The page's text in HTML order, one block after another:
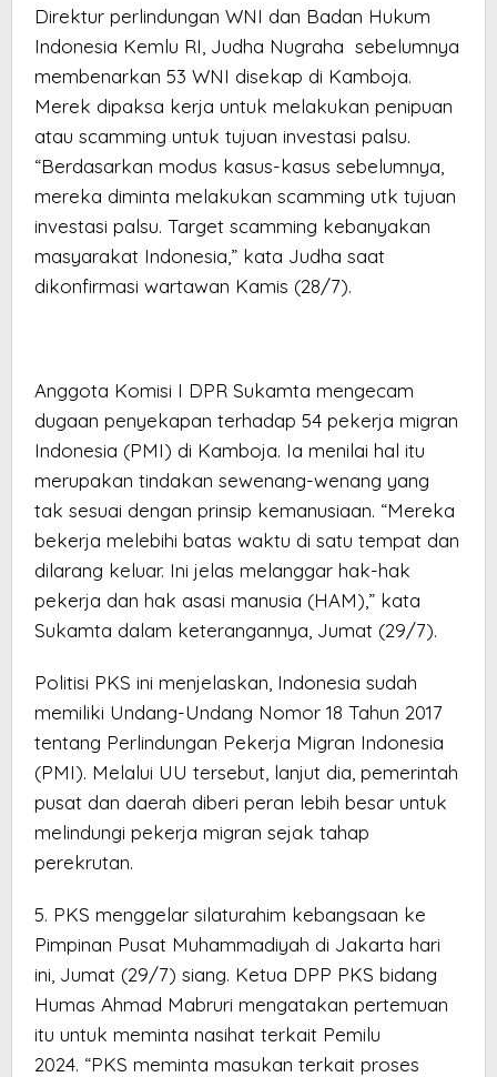
Direktur perlindungan WNI dan Badan Hukum
Indonesia Kemlu RI, Judha Nugraha sebelumnya
membenarkan 53 WNI disekap di Kamboja.
Merek dipaksa kerja untuk melakukan penipuan
atau scamming untuk tujuan investasi palsu.
“Berdasarkan modus kasus-kasus sebelumnya,
mereka diminta melakukan scamming utk tujuan
investasi palsu. Target scamming kebanyakan
masyarakat Indonesia,” kata Judha saat
dikonfirmasi wartawan Kamis (28/7).
Anggota Komisi I DPR Sukamta mengecam
dugaan penyekapan terhadap 54 pekerja migran
Indonesia (PMI) di Kamboja. Ia menilai hal itu
merupakan tindakan sewenang-wenang yang
tak sesuai dengan prinsip kemanusiaan. “Mereka
bekerja melebihi batas waktu di satu tempat dan
dilarang keluar. Ini jelas melanggar hak-hak
pekerja dan hak asasi manusia (HAM),” kata
Sukamta dalam keterangannya, Jumat (29/7).
Politisi PKS ini menjelaskan, Indonesia sudah
memiliki Undang-Undang Nomor 18 Tahun 2017
tentang Perlindungan Pekerja Migran Indonesia
(PMI). Melalui UU tersebut, lanjut dia, pemerintah
pusat dan daerah diberi peran lebih besar untuk
melindungi pekerja migran sejak tahap
perekrutan.
5. PKS menggelar silaturahim kebangsaan ke
Pimpinan Pusat Muhammadiyah di Jakarta hari
ini, Jumat (29/7) siang. Ketua DPP PKS bidang
Humas Ahmad Mabruri mengatakan pertemuan
itu untuk meminta nasihat terkait Pemilu
2024. “PKS meminta masukan terkait proses